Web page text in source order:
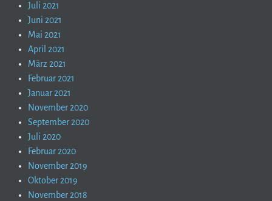
Juli 2021
Juni 2021
Mai 2021
April 2021
März 2021
Februar 2021
Januar 2021
November 2020
September 2020
Juli 2020
Februar 2020
November 2019
Oktober 2019
November 2018